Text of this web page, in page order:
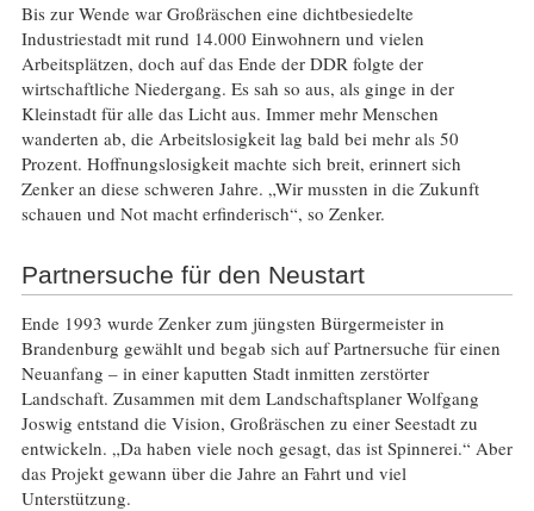
Bis zur Wende war Großräschen eine dichtbesiedelte
Industriestadt mit rund 14.000 Einwohnern und vielen
Arbeitsplätzen, doch auf das Ende der DDR folgte der
wirtschaftliche Niedergang. Es sah so aus, als ginge in der
Kleinstadt für alle das Licht aus. Immer mehr Menschen
wanderten ab, die Arbeitslosigkeit lag bald bei mehr als 50
Prozent. Hoffnungslosigkeit machte sich breit, erinnert sich
Zenker an diese schweren Jahre. „Wir mussten in die Zukunft
schauen und Not macht erfinderisch“, so Zenker.
Partnersuche für den Neustart
Ende 1993 wurde Zenker zum jüngsten Bürgermeister in
Brandenburg gewählt und begab sich auf Partnersuche für einen
Neuanfang – in einer kaputten Stadt inmitten zerstörter
Landschaft. Zusammen mit dem Landschaftsplaner Wolfgang
Joswig entstand die Vision, Großräschen zu einer Seestadt zu
entwickeln. „Da haben viele noch gesagt, das ist Spinnerei.“ Aber
das Projekt gewann über die Jahre an Fahrt und viel
Unterstützung.